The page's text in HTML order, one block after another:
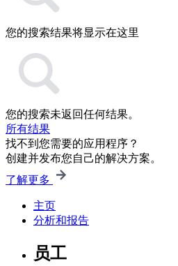
您的搜索结果将显示在这里
您的搜索未返回任何结果。
所有结果
找不到您需要的应用程序？
创建并发布您自己的解决方案。
了解更多
主页
分析和报告
员工